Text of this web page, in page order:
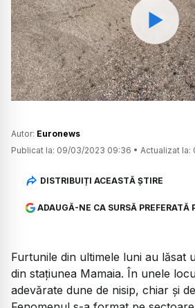
Autor: Euronews
Publicat la: 09/03/2023 09:36 • Actualizat la:
DISTRIBUIȚI ACEASTĂ ȘTIRE
ADAUGĂ-NE CA SURSĂ PREFERATĂ
Furtunile din ultimele luni au lăsat
din stațiunea Mamaia. În unele
adevărate dune de nisip, chiar și